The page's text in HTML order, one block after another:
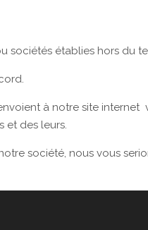
sociétés établies hors du
à notre site
et des leurs.
société, nous vous